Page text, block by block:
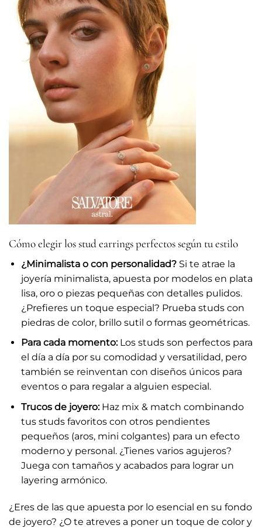
Cómo elegir los stud earrings perfectos según tu estilo
¿Minimalista o con personalidad?Si te atrae la
joyería minimalista, apuesta por modelos en plata
lisa, oro o piezas pequeñas con detalles pulidos.
¿Prefieres un toque especial? Prueba studs con
piedras de color, brillo sutil o formas geométricas.
Para cada momento:Los studs son perfectos para
el día a día por su comodidad y versatilidad, pero
también se reinventan con diseños únicos para
eventos o para regalar a alguien especial.
Trucos de joyero:Haz mix & match combinando
tus studs favoritos con otros pendientes
pequeños (aros, mini colgantes) para un efecto
moderno y personal. ¿Tienes varios agujeros?
Juega con tamaños y acabados para lograr un
layering armónico.
¿Eres de las que apuesta por lo esencial en su fondo
de joyero? ¿O te atreves a poner un toque de color y